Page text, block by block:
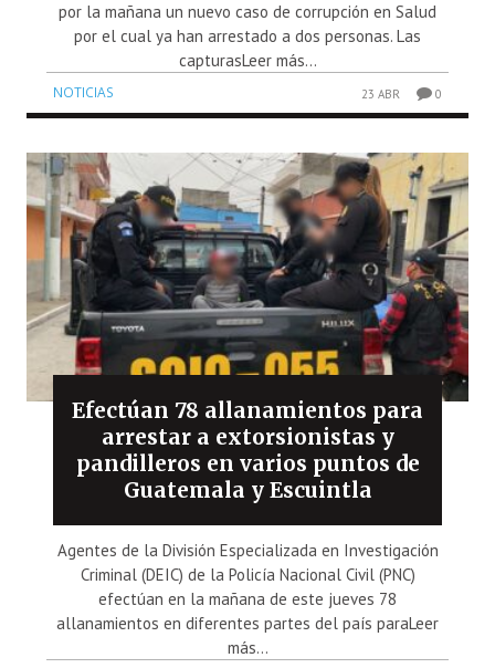
por la mañana un nuevo caso de corrupción en Salud
por el cual ya han arrestado a dos personas. Las
capturasLeer más...
NOTICIAS 23 ABR 0
Efectúan 78 allanamientos para
arrestar a extorsionistas y
pandilleros en varios puntos de
Guatemala y Escuintla
Agentes de la División Especializada en Investigación
Criminal (DEIC) de la Policía Nacional Civil (PNC)
efectúan en la mañana de este jueves 78
allanamientos en diferentes partes del país paraLeer
más...